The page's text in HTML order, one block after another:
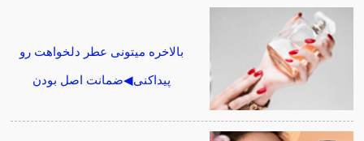
بالاخره میتونی عطر دلخواهت رو
پیداکنی◀ضمانت اصل بودن